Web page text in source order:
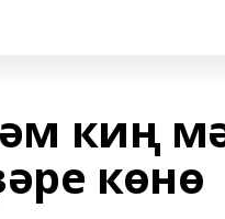
киң
көнө